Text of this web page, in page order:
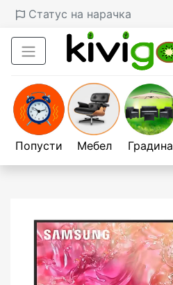
Статус на нарачка
Попусти Мебел Градина